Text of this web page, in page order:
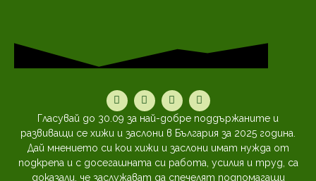
Гласувай до 30.09 за най-добре поддържаните и
развиващи се хижи и заслони в България за 2025 година.
Дай мнението си кои хижи и заслони имат нужда от
подкрепа и с досегашната си работа, усилия и труд, са
доказали, че заслужават да спечелят подпомагащи